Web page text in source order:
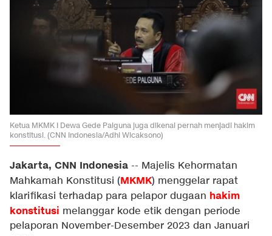
Ketua MKMK I Dewa Gede Palguna juga dikenal pernah menjadi hakim
konstitusi. (CNN Indonesia/Adhi Wicaksono)
Jakarta, CNN Indonesia -- Majelis Kehormatan
Mahkamah Konstitusi (MKMK) menggelar rapat
klarifikasi terhadap para pelapor dugaan hakim
konstitusi melanggar kode etik dengan periode
pelaporan November-Desember 2023 dan Januari